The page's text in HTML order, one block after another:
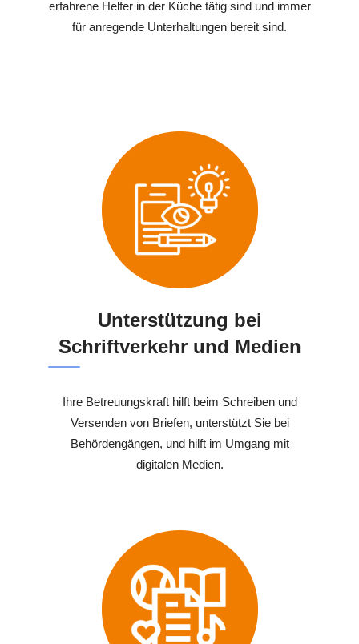
erfahrene Helfer in der Küche tätig sind und immer
für anregende Unterhaltungen bereit sind.
Unterstützung bei
Schriftverkehr und Medien
Ihre Betreuungskraft hilft beim Schreiben und
Versenden von Briefen, unterstützt Sie bei
Behördengängen, und hilft im Umgang mit
digitalen Medien.